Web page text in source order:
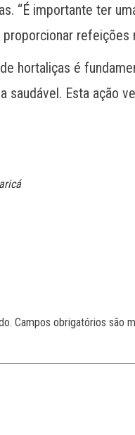
“É importante ter
refeições
hortaliças é
Esta ação
Campos obrigatórios são